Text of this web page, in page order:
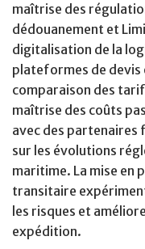
maîtrise des
dédouanement et
digitalisation de la
plateformes de devis
comparaison des
maîtrise des coûts
avec des partenaires
sur les évolutions
maritime. La mise en
transitaire
les risques et
expédition.